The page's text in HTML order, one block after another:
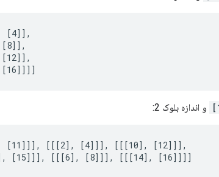
[4]],
و اندازه بلوک 2:
[[[2], [4]]], [[[10], [12]]],
[15]]], [[[6], [8]]], [[[14], [16]]]]